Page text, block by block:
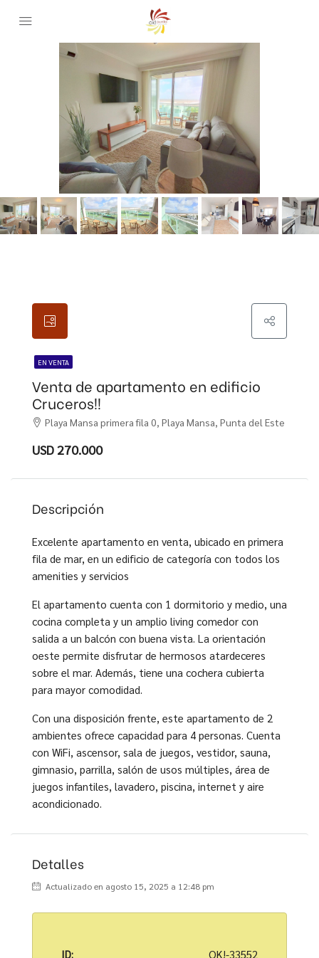
EN VENTA
Venta de apartamento en edificio
Cruceros!!
Playa Mansa primera fila 0, Playa Mansa, Punta del Este
USD 270.000
Descripción
Excelente apartamento en venta, ubicado en primera
fila de mar, en un edificio de categoría con todos los
amenities y servicios
El apartamento cuenta con 1 dormitorio y medio, una
cocina completa y un amplio living comedor con
salida a un balcón con buena vista. La orientación
oeste permite disfrutar de hermosos atardeceres
sobre el mar. Además, tiene una cochera cubierta
para mayor comodidad.
Con una disposición frente, este apartamento de 2
ambientes ofrece capacidad para 4 personas. Cuenta
con WiFi, ascensor, sala de juegos, vestidor, sauna,
gimnasio, parrilla, salón de usos múltiples, área de
juegos infantiles, lavadero, piscina, internet y aire
acondicionado.
Detalles
Actualizado en agosto 15, 2025 a 12:48 pm
ID: OK!-33552